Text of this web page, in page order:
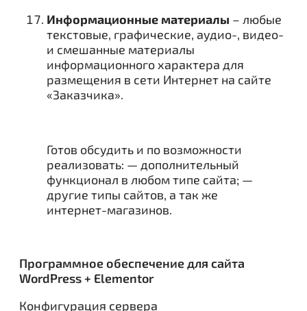
Информационные материалы – любые
текстовые, графические, аудио-, видео-
и смешанные материалы
информационного характера для
размещения в сети Интернет на сайте
«Заказчика».
Готов обсудить и по возможности
реализовать: — дополнительный
функционал в любом типе сайта; —
другие типы сайтов, а так же
интернет-магазинов.
Программное обеспечение для сайта
WordPress + Elementor
Конфигурация сервера